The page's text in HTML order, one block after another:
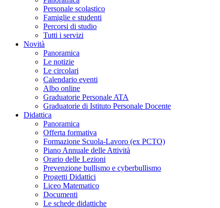
Personale scolastico
Famiglie e studenti
Percorsi di studio
Tutti i servizi
Novità
Panoramica
Le notizie
Le circolari
Calendario eventi
Albo online
Graduatorie Personale ATA
Graduatorie di Istituto Personale Docente
Didattica
Panoramica
Offerta formativa
Formazione Scuola-Lavoro (ex PCTO)
Piano Annuale delle Attività
Orario delle Lezioni
Prevenzione bullismo e cyberbullismo
Progetti Didattici
Liceo Matematico
Documenti
Le schede didattiche